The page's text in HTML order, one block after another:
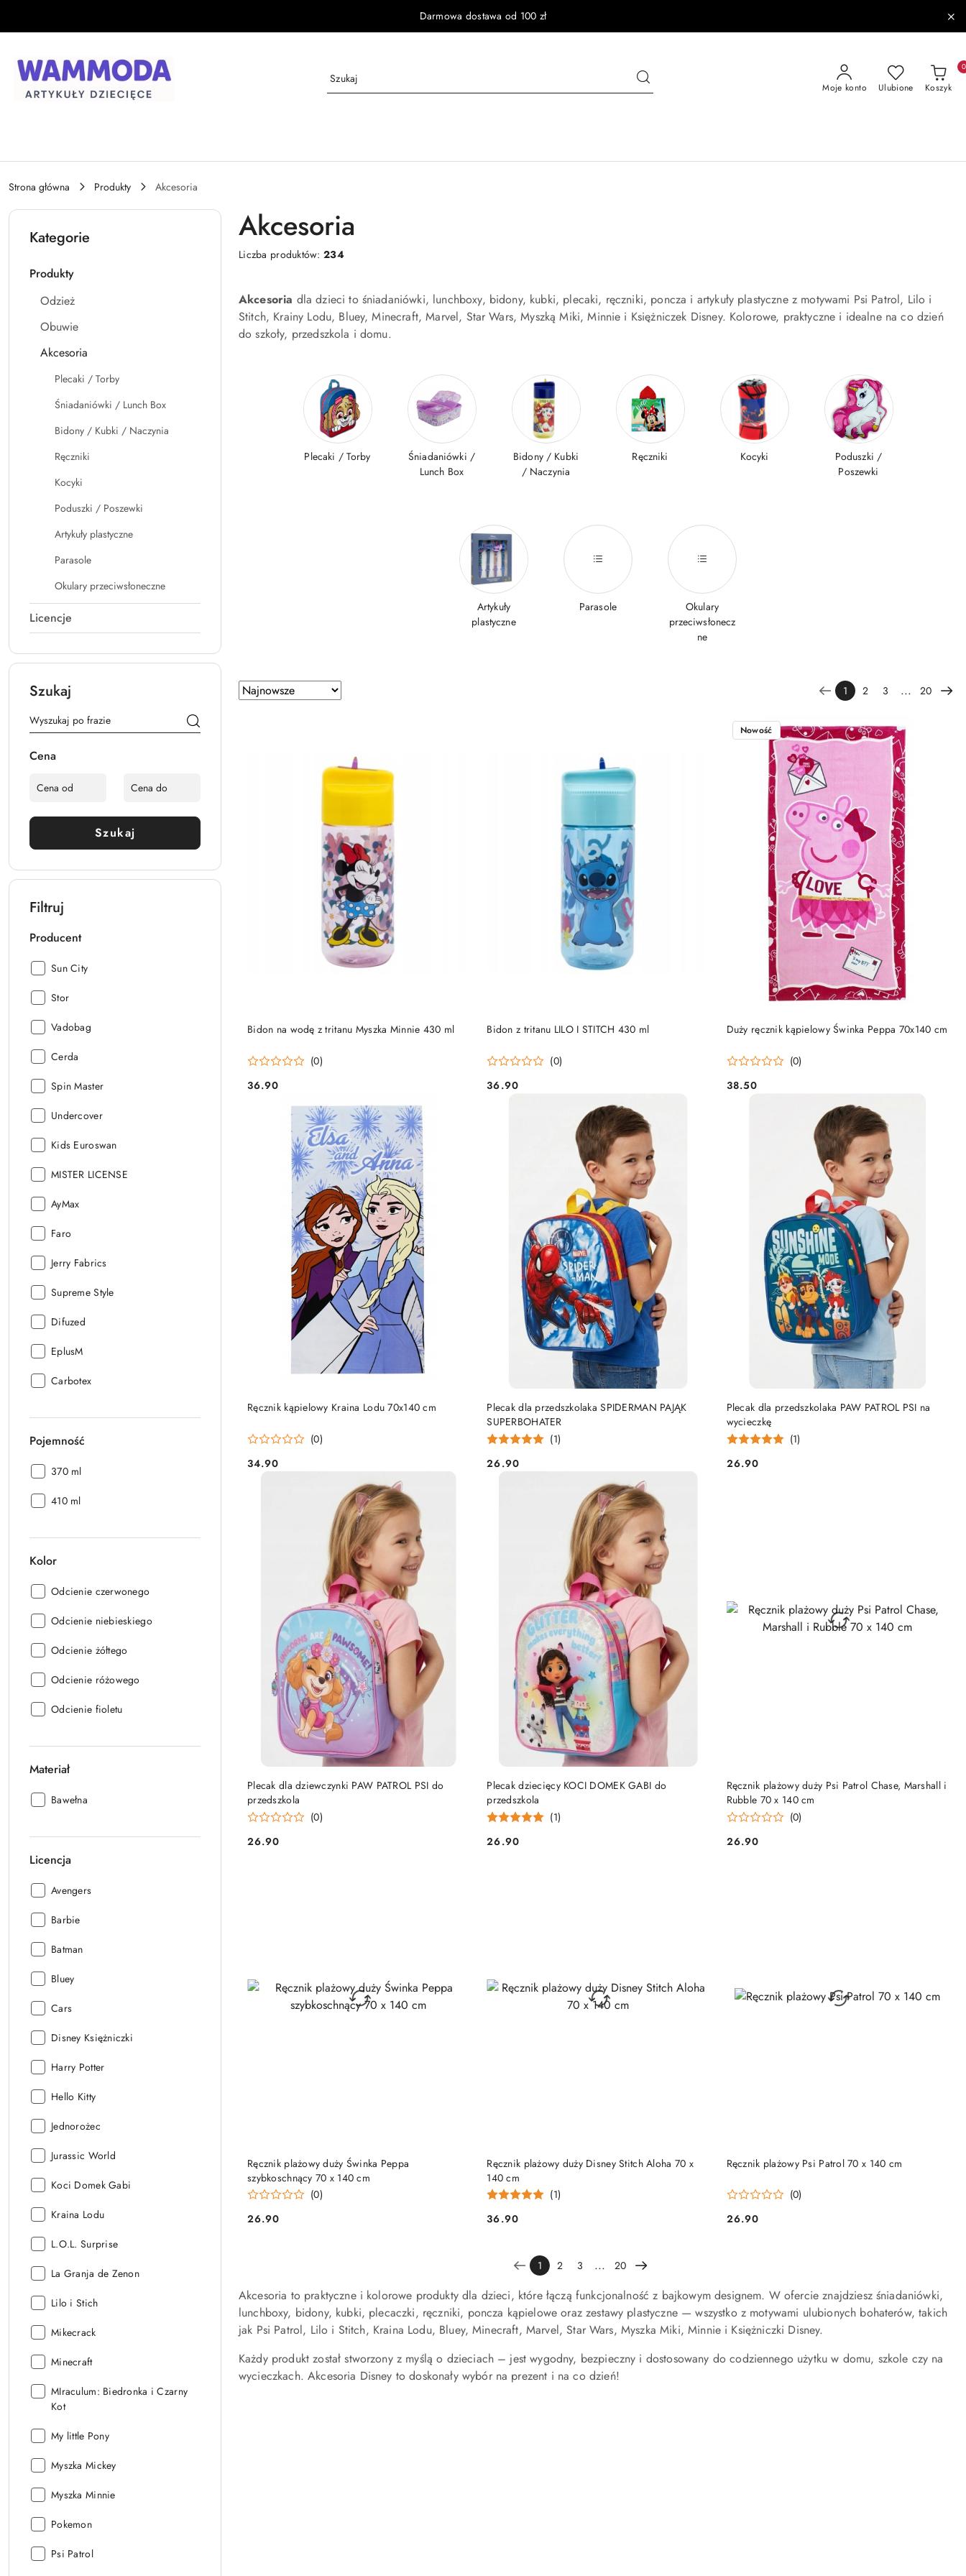
Darmowa dostawa od 100 zł
Moje konto Ulubione Koszyk
0
Strona główna Produkty Akcesoria
Kategorie
Produkty
Odzież
Obuwie
Akcesoria
Plecaki / Torby
Śniadaniówki / Lunch Box
Bidony / Kubki / Naczynia
Ręczniki
Kocyki
Poduszki / Poszewki
Artykuły plastyczne
Parasole
Okulary przeciwsłoneczne
Licencje
Szukaj
Cena
Szukaj
Filtruj
Producent
Producent:
Sun City
Producent:
Stor
Producent:
Vadobag
Producent:
Cerda
Producent:
Spin Master
Producent:
Undercover
Producent:
Kids Euroswan
Producent:
MISTER LICENSE
Producent:
AyMax
Producent:
Faro
Producent:
Jerry Fabrics
Producent:
Supreme Style
Producent:
Difuzed
Producent:
EplusM
Producent:
Carbotex
Pojemność
Pojemność:
370 ml
Pojemność:
410 ml
Kolor
Kolor:
Odcienie czerwonego
Kolor:
Odcienie niebieskiego
Kolor:
Odcienie żółtego
Kolor:
Odcienie różowego
Kolor:
Odcienie fioletu
Materiał
Materiał:
Bawełna
Licencja
Licencja:
Avengers
Licencja:
Barbie
Licencja:
Batman
Licencja:
Bluey
Licencja:
Cars
Licencja:
Disney Księżniczki
Licencja:
Harry Potter
Licencja:
Hello Kitty
Licencja:
Jednorożec
Licencja:
Jurassic World
Licencja:
Koci Domek Gabi
Licencja:
Kraina Lodu
Licencja:
L.O.L. Surprise
Licencja:
La Granja de Zenon
Licencja:
Lilo i Stich
Licencja:
Mikecrack
Licencja:
Minecraft
Licencja:
MIraculum: Biedronka i Czarny
Kot
Licencja:
My little Pony
Licencja:
Myszka Mickey
Licencja:
Myszka Minnie
Licencja:
Pokemon
Licencja:
Psi Patrol
Akcesoria
Liczba produktów:234
Akcesoria dla dzieci to śniadaniówki, lunchboxy, bidony, kubki, plecaki, ręczniki, poncza i artykuły plastyczne z motywami Psi Patrol, Lilo i
Stitch, Krainy Lodu, Bluey, Minecraft, Marvel, Star Wars, Myszką Miki, Minnie i Księżniczek Disney. Kolorowe, praktyczne i idealne na co dzień
do szkoły, przedszkola i domu.
Plecaki / Torby
Śniadaniówki /
Lunch Box
Bidony / Kubki
/ Naczynia
Ręczniki Kocyki
Poduszki /
Poszewki
Artykuły
plastyczne
Parasole
Okulary
przeciwsłonecz
ne
Zastosowano
sortowanie:
Sortuj
według
1 2 3 ... 20
Bidon na wodę z tritanu Myszka Minnie 430 ml
(0)
Cena:
36.90
DO KOSZYKA Bidon z tritanu LILO I STITCH 430 ml
(0)
Cena:
36.90
DO KOSZYKA Duży ręcznik kąpielowy Świnka Peppa 70x140 cm
(0)
Cena:
38.50
Nowość
DO KOSZYKA
Ręcznik kąpielowy Kraina Lodu 70x140 cm
(0)
Cena:
34.90
DO KOSZYKA
Plecak dla przedszkolaka SPIDERMAN PAJĄK
SUPERBOHATER
(1)
Cena:
26.90
DO KOSZYKA
Plecak dla przedszkolaka PAW PATROL PSI na
wycieczkę
(1)
Cena:
26.90
DO KOSZYKA
Plecak dla dziewczynki PAW PATROL PSI do
przedszkola
(0)
Cena:
26.90
DO KOSZYKA
Plecak dziecięcy KOCI DOMEK GABI do
przedszkola
(1)
Cena:
26.90
DO KOSZYKA
Ręcznik plażowy duży Psi Patrol Chase, Marshall i
Rubble 70 x 140 cm
(0)
Cena:
26.90
DO KOSZYKA
Ręcznik plażowy duży Świnka Peppa
szybkoschnący 70 x 140 cm
(0)
Cena:
26.90
DO KOSZYKA
Ręcznik plażowy duży Disney Stitch Aloha 70 x
140 cm
(1)
Cena:
36.90
DO KOSZYKA Ręcznik plażowy Psi Patrol 70 x 140 cm
(0)
Cena:
26.90
DO KOSZYKA
1 2 3 ... 20
Akcesoria to praktyczne i kolorowe produkty dla dzieci, które łączą funkcjonalność z bajkowym designem. W ofercie znajdziesz śniadaniówki,
lunchboxy, bidony, kubki, plecaczki, ręczniki, poncza kąpielowe oraz zestawy plastyczne — wszystko z motywami ulubionych bohaterów, takich
jak Psi Patrol, Lilo i Stitch, Kraina Lodu, Bluey, Minecraft, Marvel, Star Wars, Myszka Miki, Minnie i Księżniczki Disney.
Każdy produkt został stworzony z myślą o dzieciach – jest wygodny, bezpieczny i dostosowany do codziennego użytku w domu, szkole czy na
wycieczkach. Akcesoria Disney to doskonały wybór na prezent i na co dzień!